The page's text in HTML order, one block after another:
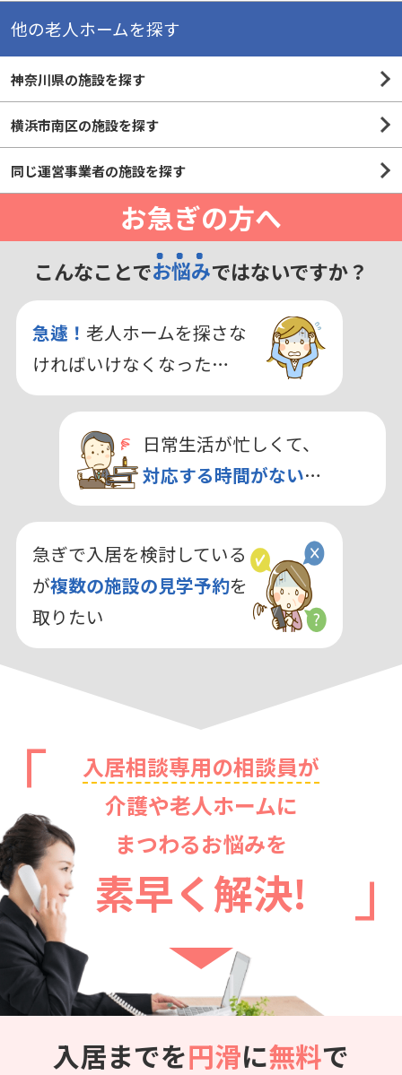
他の老人ホームを探す
神奈川県の施設を探す
横浜市南区の施設を探す
同じ運営事業者の施設を探す
お急ぎの方へ
こんなことでお悩みではないですか？
急遽！ 老人ホームを探さな
ければいけなくなった…
日常生活が忙しくて、
対応する時間がない…
急ぎで入居を検討している
が複数の施設の見学予約を
取りたい
入居相談専用の相談員が
介護や老人ホームに
まつわるお悩みを
素早く解決!
入居までを円滑に無料で